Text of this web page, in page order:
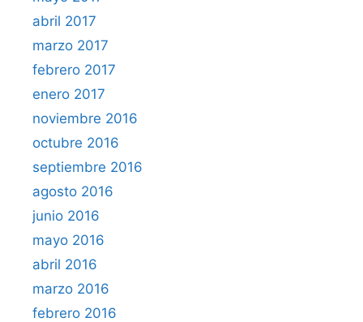
abril 2017
marzo 2017
febrero 2017
enero 2017
noviembre 2016
octubre 2016
septiembre 2016
agosto 2016
junio 2016
mayo 2016
abril 2016
marzo 2016
febrero 2016